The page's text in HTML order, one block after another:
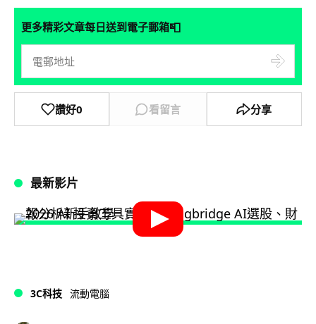
更多精彩文章每日送到電子郵箱📮
讚好0 看留言 分享
最新影片
3C科技 流動電腦